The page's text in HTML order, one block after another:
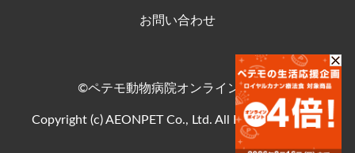
お問い合わせ
©ペテモ動物病院オンラインストア
Copyright (c) AEONPET Co., Ltd. All Rights Reserved.